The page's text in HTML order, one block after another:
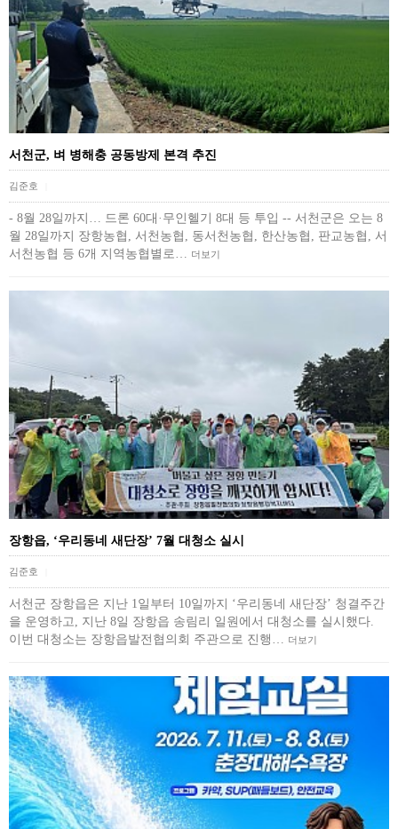
서천군, 벼 병해충 공동방제 본격 추진
김준호
- 8월 28일까지… 드론 60대·무인헬기 8대 등 투입 -- 서천군은 오는 8
월 28일까지 장항농협, 서천농협, 동서천농협, 한산농협, 판교농협, 서
서천농협 등 6개 지역농협별로… 더보기
장항읍, ‘우리동네 새단장’ 7월 대청소 실시
김준호
서천군 장항읍은 지난 1일부터 10일까지 ‘우리동네 새단장’ 청결주간
을 운영하고, 지난 8일 장항읍 송림리 일원에서 대청소를 실시했다.
이번 대청소는 장항읍발전협의회 주관으로 진행…
더보기